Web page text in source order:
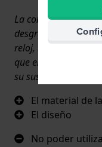
La correa estaba a
desgracia, a pesar
reloj, la correa que
que el original, así
su sustitución.
El material de
El diseño
No poder